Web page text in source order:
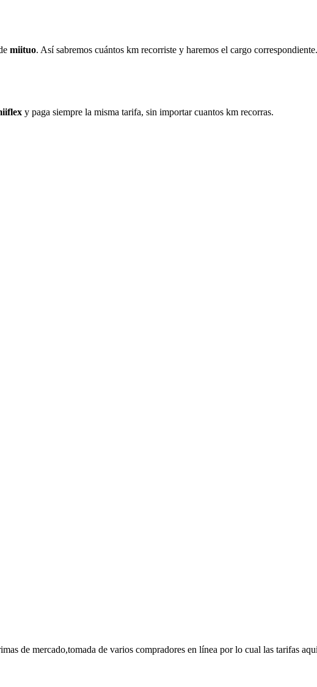
miituo. Así sabremos cuántos km recorriste y haremos el cargo correspondiente.
y paga siempre la misma tarifa, sin importar cuantos km recorras.
de mercado,tomada de varios compradores en línea por lo cual las tarifas